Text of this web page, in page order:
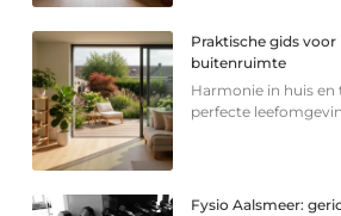
Praktische gids
buitenruimte
Harmonie in huis en
perfecte
Fysio Aalsmeer: